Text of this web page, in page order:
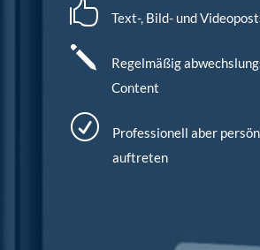
 Text-, Bild- und
j
Regelmäßig
Content
R
Professionell aber
auftreten